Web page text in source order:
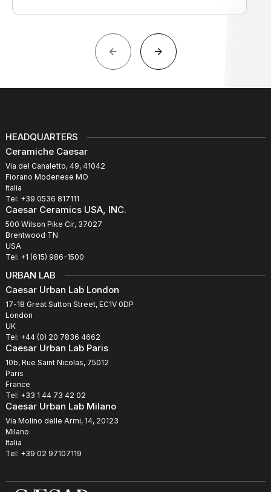
HEADQUARTERS
Ceramiche Caesar
Via del Canaletto, 49, 41042
Fiorano Modenese MO
Italia
Tel: +39 0536 817111
Caesar Ceramics USA, INC.
500 Wilson Pike Cir, 37027
Brentwood TN
USA
Tel: +1 (615) 986-1500
URBAN LAB
Caesar Urban Lab London
17-18 Great Sutton Street, EC1V 0DP
London
UK
Tel: +44 (0) 20 7836 4662
Caesar Urban Lab Paris
10b, Rue Saint Nicolas, 75012
Paris
France
Tel: +33 1 44 73 42 02
Caesar Urban Lab Milano
Via Molino delle Armi, 14, 20123
Milano
Italia
Tel: +39 02 97107119